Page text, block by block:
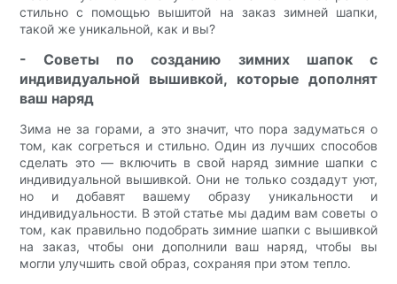
стильно с помощью вышитой на заказ зимней шапки,
такой же уникальной, как и вы?
- Советы по созданию зимних шапок с
индивидуальной вышивкой, которые дополнят
ваш наряд
Зима не за горами, а это значит, что пора задуматься о
том, как согреться и стильно. Один из лучших способов
сделать это — включить в свой наряд зимние шапки с
индивидуальной вышивкой. Они не только создадут уют,
но и добавят вашему образу уникальности и
индивидуальности. В этой статье мы дадим вам советы о
том, как правильно подобрать зимние шапки с вышивкой
на заказ, чтобы они дополнили ваш наряд, чтобы вы
могли улучшить свой образ, сохраняя при этом тепло.